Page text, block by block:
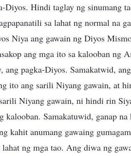
Diyos. Hindi taglay ng sinumang
sa lahat ng normal na
Niya ang gawain ng Diyos
ang mga ito sa kalooban ng
pagka-Diyos. Samakatwid,
ito ang sarili Niyang gawain, at
Niyang gawain, ni hindi rin
kalooban. Samakatuwid, ganap na
kahit anumang gawaing
ng mga tao. Ang diwa ng